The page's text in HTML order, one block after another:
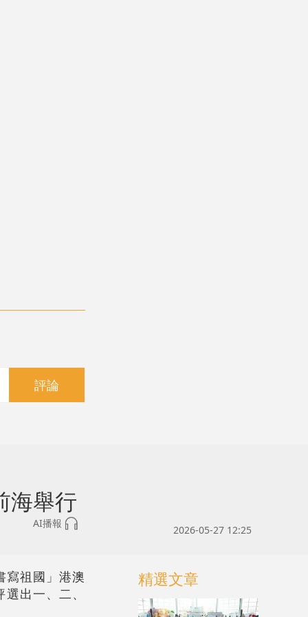
評論
海舉行
AI播報
2026-05-27 12:25
寫祖國」港澳
出一、二、
精選文章